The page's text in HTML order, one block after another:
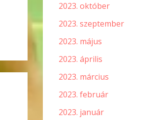
2023. október
2023. szeptember
2023. május
2023. április
2023. március
2023. február
2023. január